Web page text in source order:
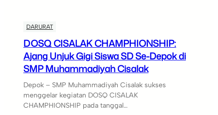
DARURAT
DOSQ CISALAK CHAMPHIONSHIP:
Ajang Unjuk Gigi Siswa SD Se-Depok di
SMP Muhammadiyah Cisalak
Depok – SMP Muhammadiyah Cisalak sukses
menggelar kegiatan DOSQ CISALAK
CHAMPHIONSHIP pada tanggal…